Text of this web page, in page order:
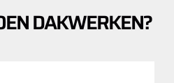
DAKWERKEN?